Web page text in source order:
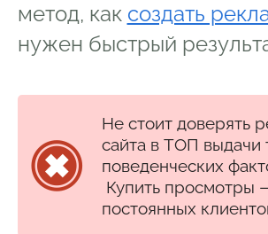
метод, как создать
нужен быстрый
Не стоит доверять
сайта в ТОП выдачи
поведенческих
Купить просмотры
постоянных